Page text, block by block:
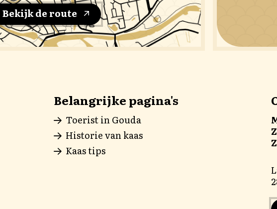
Bekijk de route
Belangrijke pagina's
Toerist in Gouda
Historie van kaas
Kaas tips